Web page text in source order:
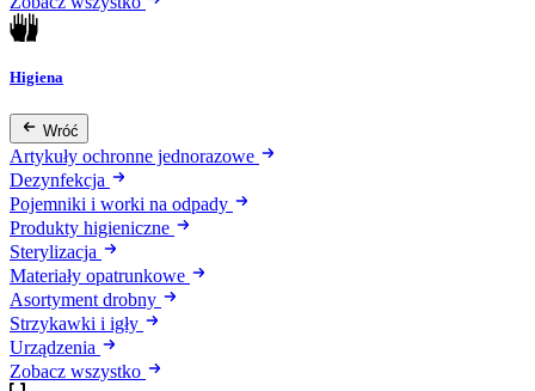
Higiena
Wróć
Artykuły ochronne jednorazowe
Dezynfekcja
Pojemniki i worki na odpady
Produkty higieniczne
Sterylizacja
Materiały opatrunkowe
Asortyment drobny
Strzykawki i igły
Urządzenia
Zobacz wszystko